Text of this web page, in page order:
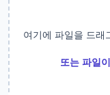
여기에 파일을 드래
또는 파일